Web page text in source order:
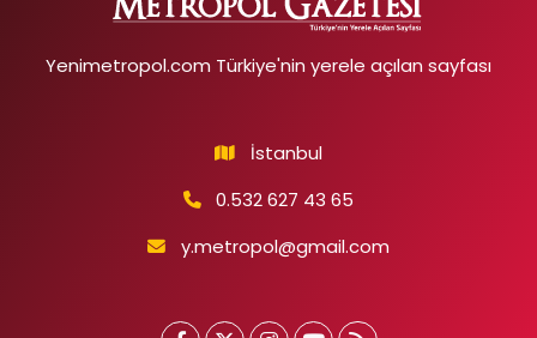
Yenimetropol.com Türkiye'nin yerele açılan sayfası
İstanbul
0.532 627 43 65
y.metropol@gmail.com